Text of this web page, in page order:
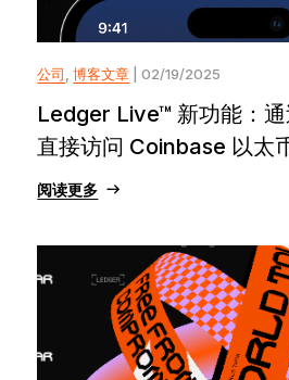
公司 ,博客文章 | 02/19/2025
Ledger Live™ 新功能：
直接访问 Coinbase 以太
阅读更多